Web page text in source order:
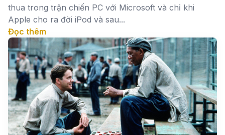
thua trong trận chiến PC với Microsoft và chỉ khi
Apple cho ra đời iPod và sau...
Đọc thêm